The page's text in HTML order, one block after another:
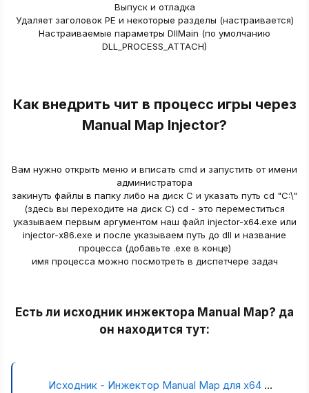
Выпуск и отладка
Удаляет заголовок PE и некоторые разделы (настраивается)
Настраиваемые параметры DllMain (по умолчанию
DLL_PROCESS_ATTACH)
Как внедрить чит в процесс игры через
Manual Map Injector?​
Вам нужно открыть меню и вписать cmd и запустить от имени
администратора
закинуть файлы в папку либо на диск C и указать путь cd "C:\"
(здесь вы переходите на диск C) cd - это переместиться
указываем первым аргументом наш файл injector-x64.exe или
injector-x86.exe и после указываем путь до dll и название
процесса (добавьте .exe в конце)
имя процесса можно посмотреть в диспетчере задач
Есть ли исходник инжектора Manual Map? да
он находится тут:​
Исходник - Инжектор Manual Map для x64 и x86